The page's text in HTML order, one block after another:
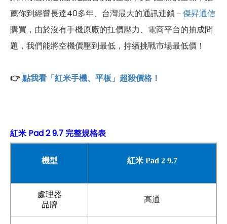
薦你到經營長達40多年、台灣最大的通訊連鎖－傑昇通信
購買，由於沒有手機原廠的扛價壓力、電商平台的抽成問
題，我們能將空機價壓到最低，持續挑戰市場最低價！
👉點我看「紅米手機、平板」超殺價格！
紅米 Pad 2 9.7 完整規格表
機型 紅米 Pad 2 9.7
處理器
品牌
高通